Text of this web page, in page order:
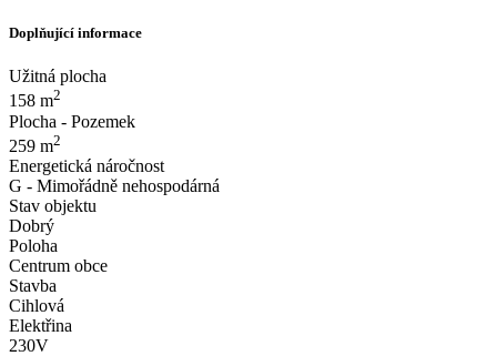
Doplňující informace
Užitná plocha
158 m2
Plocha - Pozemek
259 m2
Energetická náročnost
G - Mimořádně nehospodárná
Stav objektu
Dobrý
Poloha
Centrum obce
Stavba
Cihlová
Elektřina
230V